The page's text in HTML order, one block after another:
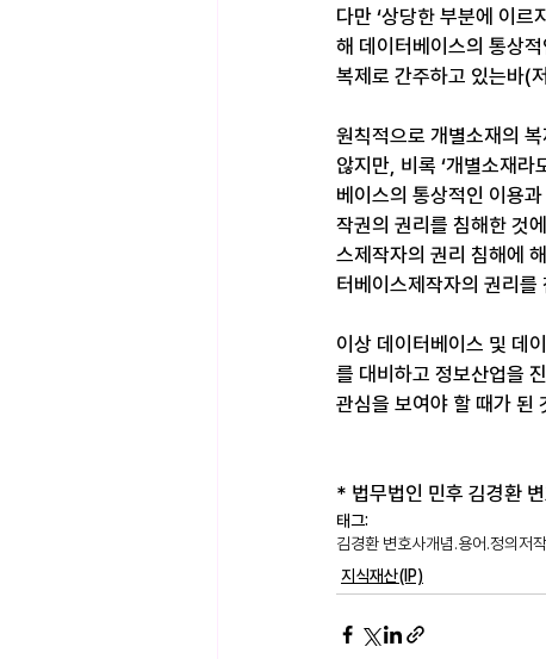
다만 ‘상당한 부분에 이
해 데이터베이스의 통상
복제로 간주하고 있는바(
원칙적으로 개별소재의
않지만, 비록 ‘개별소재라
베이스의 통상적인 이용
작권의 권리를 침해한 것
스제작자의 권리 침해에
터베이스제작자의 권리를
이상 데이터베이스 및 데
를 대비하고 정보산업을
관심을 보여야 할 때가 된
* 법무법인 민후 김경환
태그:
김경환 변호사개념.용어.정의저
지식재산(IP)